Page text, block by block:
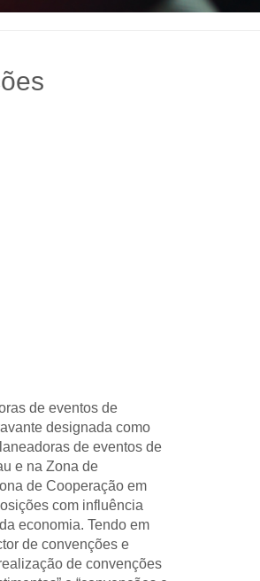
de eventos de
designada como
de eventos de
e na Zona de
de Cooperação em
com influência
economia. Tendo em
de convenções e
de convenções